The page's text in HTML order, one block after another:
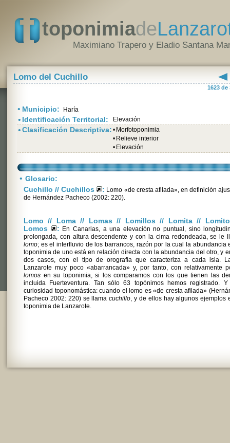
toponimiade
Maximiano Trapero y Eladio Santana
Lomo del Cuchillo
1623 de
• Municipio: Haría
• Identificación Territorial: Elevación
•Clasificación Descriptiva: • Morfotoponimia
• Relieve interior
• Elevación
• Glosario:
Cuchillo // Cuchillos
: Lomo «de cresta afilada», en definición
de Hernández Pacheco (2002: 220).
Lomo // Loma // Lomas // Lomillos // Lomita //
Lomos
: En Canarias, a una elevación no puntual, sino
prolongada, con altura descendente y con la cima redondeada, se le
lomo; es el interfluvio de los barrancos, razón por la cual la abundancia
toponimia de uno está en relación directa con la abundancia del otro, y
dos casos, con el tipo de orografía que caracteriza a cada isla.
Lanzarote muy poco «abarrancada» y, por tanto, con relativamente
lomos en su toponimia, si los comparamos con los que tienen las
incluida Fuerteventura. Tan sólo 63 topónimos hemos registrado.
curiosidad toponomástica: cuando el lomo es «de cresta afilada»
Pacheco 2002: 220) se llamacuchillo, y de ellos hay algunos ejemplos
toponimia de Lanzarote.